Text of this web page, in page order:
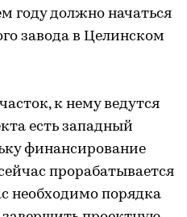
году должно начаться
завода в Целинском
к нему ведутся
есть западный
финансирование
прорабатывается
необходимо порядка